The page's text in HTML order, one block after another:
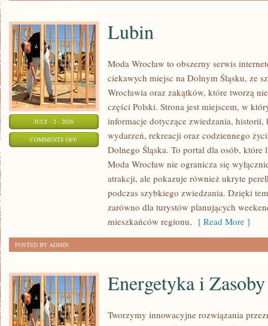
JULY - 2 - 2026
COMMENTS OFFON
Lubin
Moda Wrocław to obszerny serwis
ciekawych miejsc na Dolnym Śląsku, ze
Wrocławia oraz zakątków, które tworzą
części Polski. Strona jest miejscem, w
informacje dotyczące zwiedzania,
wydarzeń, rekreacji oraz codziennego
Dolnego Śląska. To portal dla osób,
Moda Wrocław nie ogranicza się
atrakcji, ale pokazuje również ukryte
podczas szybkiego zwiedzania. Dzięki
zarówno dla turystów planujących
mieszkańców regionu, [ Read More ]
POSTED BY ADMIN
Energetyka i Zasoby
Tworzymy innowacyjne rozwiązania